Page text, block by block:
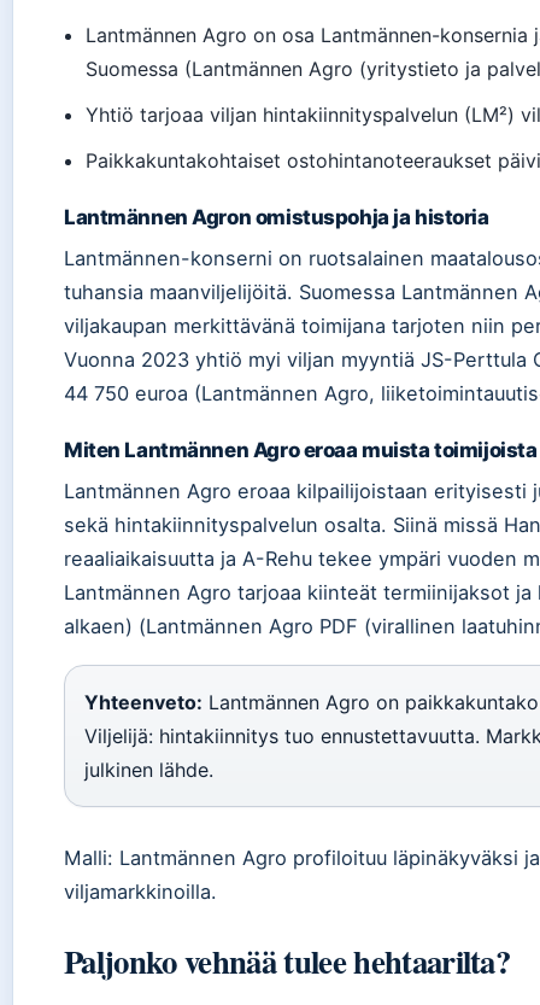
Lantmännen Agro on osa Lantmännen-
Suomessa (Lantmännen Agro (yritystieto ja
Yhtiö tarjoaa viljan hintakiinnityspalvelun (LM²)
Paikkakuntakohtaiset ostohintanoteeraukset
Lantmännen Agron omistuspohja ja historia
Lantmännen-konserni on ruotsalainen
tuhansia maanviljelijöitä. Suomessa Lantmännen
viljakaupan merkittävänä toimijana tarjoten niin
Vuonna 2023 yhtiö myi viljan myyntiä JS-Perttula
44 750 euroa (Lantmännen Agro,
Miten Lantmännen Agro eroaa muista toimijoista
Lantmännen Agro eroaa kilpailijoistaan
sekä hintakiinnityspalvelun osalta. Siinä missä
reaaliaikaisuutta ja A-Rehu tekee ympäri vuoden
Lantmännen Agro tarjoaa kiinteät termiinijaksot
alkaen) (Lantmännen Agro PDF (virallinen
Yhteenveto: Lantmännen Agro on
Viljelijä: hintakiinnitys tuo ennustettavuutta.
julkinen lähde.
Malli: Lantmännen Agro profiloituu läpinäkyväksi
viljamarkkinoilla.
Paljonko vehnää tulee hehtaarilta?